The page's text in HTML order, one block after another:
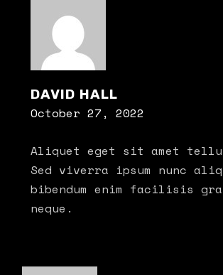
DAVID HALL
October 27, 2022
Aliquet eget sit amet
Sed viverra ipsum nunc
bibendum enim facilisis
neque.